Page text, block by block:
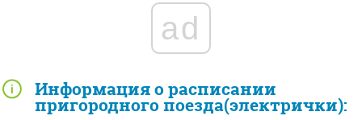
Информация о расписании
пригородного поезда(электрички):
ad